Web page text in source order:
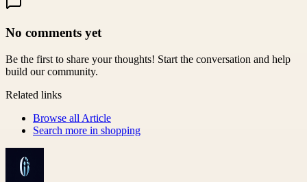
No comments yet
Be the first to share your thoughts! Start the conversation and help
build our community.
Related links
Browse all Article
Search more in shopping